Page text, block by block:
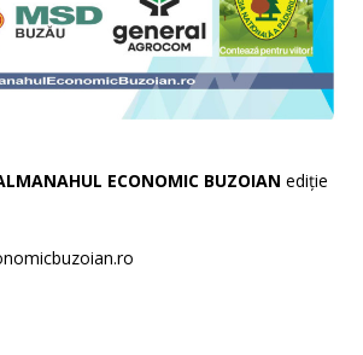
ECONOMIC BUZOIAN ediție